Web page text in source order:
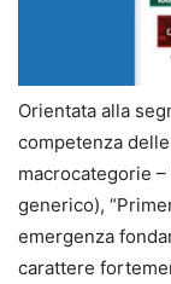
Orientata alla
competenza
macrocategorie
generico),
emergenza
carattere